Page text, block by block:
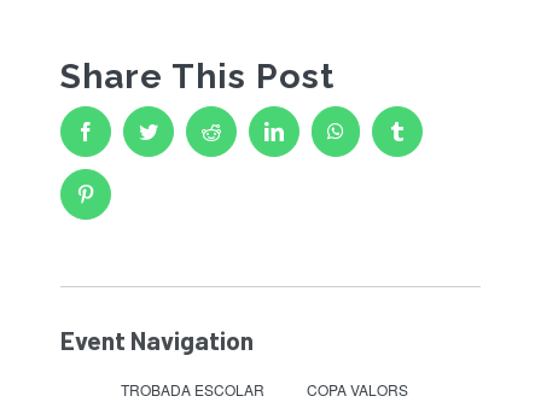
ESCOLA BTT 2.0 CURS 25-26
Share This Post
FacebookTwitter Reddit LinkedIn WhatsAppTumblr
Pinterest
Event Navigation
TROBADA ESCOLAR
COPA VALORS